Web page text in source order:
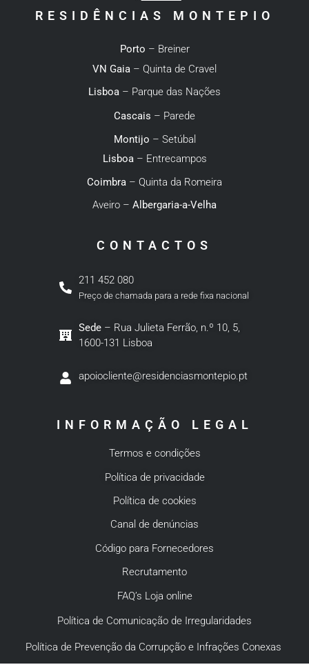
RESIDÊNCIAS MONTEPIO
Porto – Breiner
VN Gaia – Quinta de Cravel
Lisboa – Parque das Nações
Cascais – Parede
Montijo – Setúbal
Lisboa– Entrecampos
Coimbra – Quinta da Romeira
Aveiro – Albergaria-a-Velha
CONTACTOS
211 452 080
Preço de chamada para a rede fixa nacional
Sede– Rua Julieta Ferrão, n.º 10, 5,
1600-131 Lisboa
apoiocliente@residenciasmontepio.pt
INFORMAÇÃO LEGAL
Termos e condições
Política de privacidade
Política de cookies
Canal de denúncias
Código para Fornecedores
Recrutamento
FAQ’s Loja online
Política de Comunicação de Irregularidades
Política de Prevenção da Corrupção e Infrações Conexas